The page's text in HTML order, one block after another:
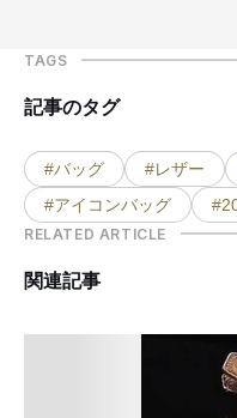
TAGS
記事のタグ
#バッグ #レザー
#アイコンバッグ
RELATED ARTICLE
関連記事